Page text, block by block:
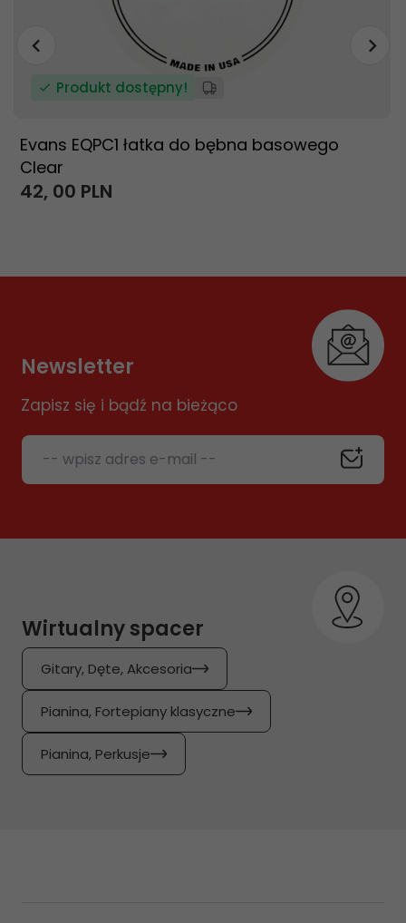
Produkt dostępny!
Evans EQPC1 łatka do bębna basowego
Clear
42, 00 PLN
Newsletter
Zapisz się i bądź na bieżąco
-- wpisz adres e-mail --
Wirtualny spacer
Gitary, Dęte, Akcesoria
Pianina, Fortepiany klasyczne
Pianina, Perkusje